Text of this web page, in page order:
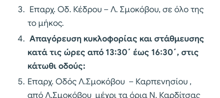
Επαρχ. Οδ. Κέδρου – Λ. Σμοκόβου, σε όλο της
το μήκος.
Απαγόρευση κυκλοφορίας και στάθμευσης
κατά τις ώρες από 13:30΄ έως 16:30΄, στις
κάτωθι οδούς:
Επαρχ. Οδός Λ.Σμοκόβου – Καρπενησίου ,
από Λ.Σμοκόβου μέχρι τα όρια Ν. Καρδίτσας